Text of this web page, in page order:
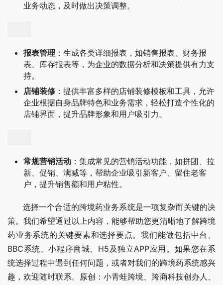
业务动态，及时做出决策调整。
报表管理 ：生成各类详细报表，如销售报表、财务报
表、库存报表等，为企业的数据分析和决策提供有力支
持。
店铺装修 ：提供丰富多样的店铺装修模板和工具，允许
企业根据自身品牌特色和业务需求，轻松打造个性化的
店铺界面，提升品牌形象和用户吸引力。
常规营销活动 ：集成常见的营销活动功能，如拼团、拉
新、促销、满减等，帮助企业吸引新客户、留住老客
户，提升销售额和用户粘性。
选择一个合适的跨境药业务系统是一项复杂而关键的决
策。我们希望通过以上内容，能够帮助您更清晰地了解跨境
药业务系统的关键要素和选择要点。我们能做包括中台、
BBC系统、小程序商城、H5及独立APP应用。如果您在系
统选择过程中遇到任何问题，或者对我们的跨境药系统感兴
趣，欢迎随时联系。原创：小青蛙跨境、跨商科技创办人、